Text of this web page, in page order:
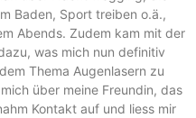
Baden, Sport treiben o.ä.,
Abends. Zudem kam mit der
was mich nun definitiv
Thema Augenlasern zu
über meine Freundin, das
Kontakt auf und liess mir